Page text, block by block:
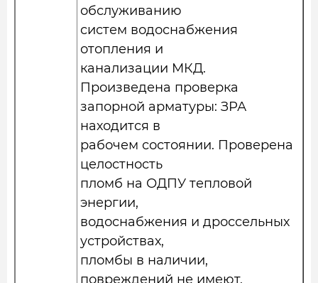
обслуживанию
систем водоснабжения
отопления и
канализации МКД.
Произведена проверка
запорной арматуры: ЗРА
находится в
рабочем состоянии. Проверена
целостность
пломб на ОДПУ тепловой
энергии,
водоснабжения и дроссельных
устройствах,
пломбы в наличии,
повреждений не имеют.